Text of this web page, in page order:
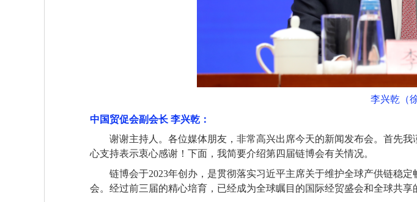
李兴乾（
中国贸促会副会长 李兴乾：
谢谢主持人。各位媒体朋友，非常高兴出席今天的新闻发布会。首先
心支持表示衷心感谢！下面，我简要介绍第四届链博会有关情况。
链博会于2023年创办，是贯彻落实习近平主席关于维护全球产供链稳定
会。经过前三届的精心培育，已经成为全球瞩目的国际经贸盛会和全球共享